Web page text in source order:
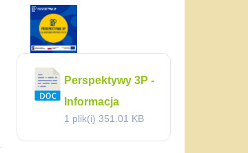
Perspektywy 3P -
Informacja
1 plik(i) 351.01 KB